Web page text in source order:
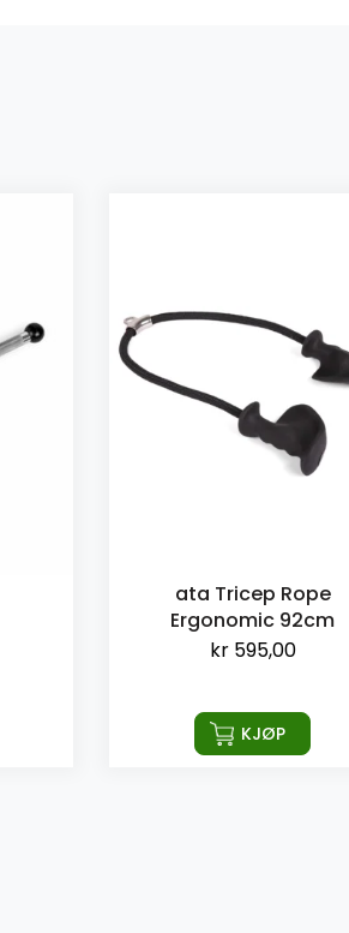
ata Tricep Rope
Ergonomic 92cm
kr595,00
KJØP